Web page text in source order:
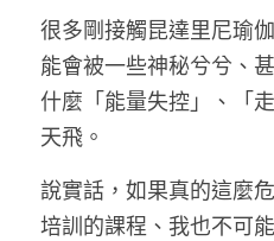
美好生活
Podcast
聯絡我
諮詢回饋分享
很多剛接觸昆達里尼瑜
能會被一些神秘兮兮、
什麼「能量失控」、「
天飛。
說實話，如果真的這麼
培訓的課程、我也不可